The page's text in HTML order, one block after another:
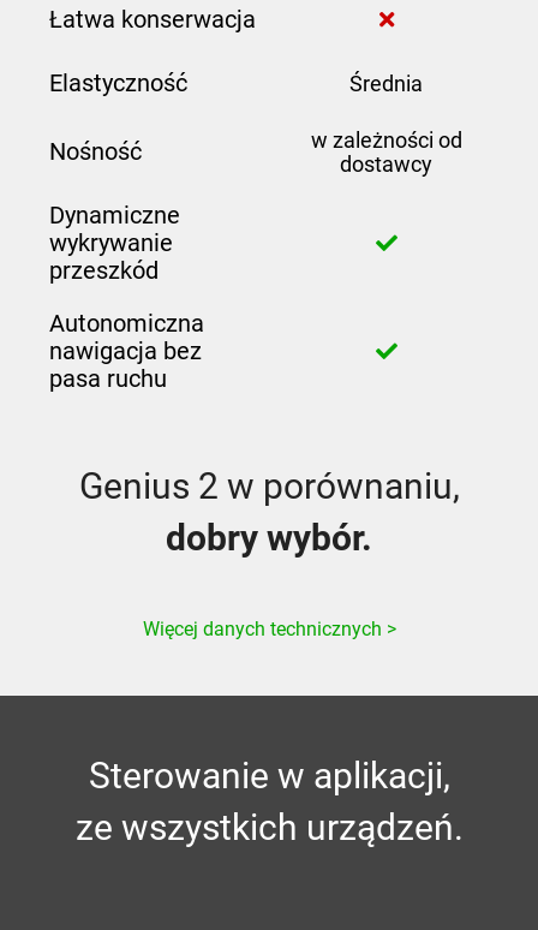
Łatwa konserwacja
Elastyczność Średnia
Nośność
w zależności od
dostawcy
Dynamiczne
wykrywanie
przeszkód
Autonomiczna
nawigacja bez
pasa ruchu
Genius 2 w porównaniu,
dobry wybór.
Więcej danych technicznych >
Sterowanie w aplikacji,
ze wszystkich urządzeń.